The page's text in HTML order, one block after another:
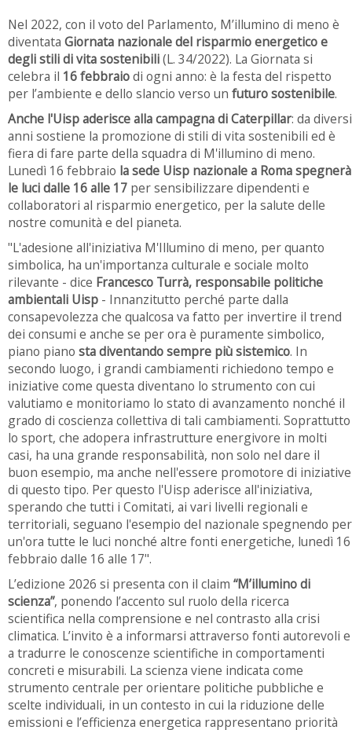
Nel 2022, con il voto del Parlamento, M’illumino di meno è
diventata Giornata nazionale del risparmio energetico e
degli stili di vita sostenibili(L. 34/2022). La Giornata si
celebra il 16 febbraiodi ogni anno: è la festa del rispetto
per l’ambiente e dello slancio verso un futuro sostenibile.
Anche l'Uisp aderisce alla campagna di Caterpillar: da diversi
anni sostiene la promozione di stili di vita sostenibili ed è
fiera di fare parte della squadra di M'illumino di meno.
Lunedì 16 febbraio la sede Uisp nazionale a Roma spegnerà
le luci dalle 16 alle 17 per sensibilizzare dipendenti e
collaboratori al risparmio energetico, per la salute delle
nostre comunità e del pianeta.
"L'adesione all'iniziativa M'Illumino di meno, per quanto
simbolica, ha un'importanza culturale e sociale molto
rilevante - dice Francesco Turrà, responsabile politiche
ambientali Uisp - Innanzitutto perché parte dalla
consapevolezza che qualcosa va fatto per invertire il trend
dei consumi e anche se per ora è puramente simbolico,
piano piano sta diventando sempre più sistemico. In
secondo luogo, i grandi cambiamenti richiedono tempo e
iniziative come questa diventano lo strumento con cui
valutiamo e monitoriamo lo stato di avanzamento nonché il
grado di coscienza collettiva di tali cambiamenti. Soprattutto
lo sport, che adopera infrastrutture energivore in molti
casi, ha una grande responsabilità, non solo nel dare il
buon esempio, ma anche nell'essere promotore di iniziative
di questo tipo. Per questo l'Uisp aderisce all'iniziativa,
sperando che tutti i Comitati, ai vari livelli regionali e
territoriali, seguano l'esempio del nazionale spegnendo per
un'ora tutte le luci nonché altre fonti energetiche, lunedì 16
febbraio dalle 16 alle 17".
L’edizione 2026 si presenta con il claim “M’illumino di
scienza”, ponendo l’accento sul ruolo della ricerca
scientifica nella comprensione e nel contrasto alla crisi
climatica. L’invito è a informarsi attraverso fonti autorevoli e
a tradurre le conoscenze scientifiche in comportamenti
concreti e misurabili. La scienza viene indicata come
strumento centrale per orientare politiche pubbliche e
scelte individuali, in un contesto in cui la riduzione delle
emissioni e l’efficienza energetica rappresentano priorità